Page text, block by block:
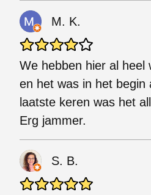
M. K.
We hebben hier al heel
en het was in het begin
laatste keren was het
Erg jammer.
S. B.